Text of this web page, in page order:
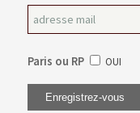
Paris ou RP OUI